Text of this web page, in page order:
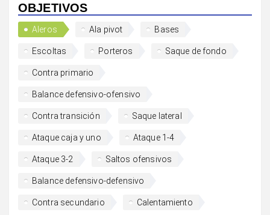
OBJETIVOS
Aleros Ala pivot Bases
Escoltas Porteros Saque de fondo
Contra primario
Balance defensivo-ofensivo
Contra transición Saque lateral
Ataque caja y uno Ataque 1-4
Ataque 3-2 Saltos ofensivos
Balance defensivo-defensivo
Contra secundario Calentamiento